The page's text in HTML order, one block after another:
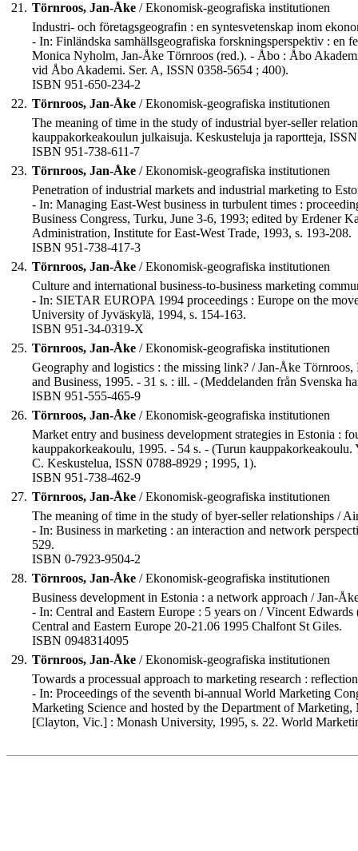
21. Törnroos, Jan-Åke / Ekonomisk-geografiska institutionen
Industri- och företagsgeografin : en syntesvetenskap inom
- In: Finländska samhällsgeografiska forskningsperspektiv : en
Monica Nyholm, Jan-Åke Törnroos (red.). - Åbo : Åbo
vid Åbo Akademi. Ser. A, ISSN 0358-5654 ; 400).
ISBN 951-650-234-2
22. Törnroos, Jan-Åke / Ekonomisk-geografiska institutionen
The meaning of time in the study of industrial byer-seller
kauppakorkeakoulun julkaisuja. Keskusteluja ja raportteja,
ISBN 951-738-611-7
23. Törnroos, Jan-Åke / Ekonomisk-geografiska institutionen
Penetration of industrial markets and industrial marketing to
- In: Managing East-West business in turbulent times :
Business Congress, Turku, June 3-6, 1993; edited by Erdener
Administration, Institute for East-West Trade, 1993, s. 193-208.
ISBN 951-738-417-3
24. Törnroos, Jan-Åke / Ekonomisk-geografiska institutionen
Culture and international business-to-business marketing
- In: SIETAR EUROPA 1994 proceedings : Europe on the
University of Jyväskylä, 1994, s. 154-163.
ISBN 951-34-0319-X
25. Törnroos, Jan-Åke / Ekonomisk-geografiska institutionen
Geography and logistics : the missing link? / Jan-Åke
and Business, 1995. - 31 s. : ill. - (Meddelanden från Svenska
ISBN 951-555-465-9
26. Törnroos, Jan-Åke / Ekonomisk-geografiska institutionen
Market entry and business development strategies in Estonia :
kauppakorkeakoulu, 1995. - 54 s. - (Turun
C. Keskustelua, ISSN 0788-8929 ; 1995, 1).
ISBN 951-738-462-9
27. Törnroos, Jan-Åke / Ekonomisk-geografiska institutionen
The meaning of time in the study of byer-seller relationships /
- In: Business in marketing : an interaction and network
529.
ISBN 0-7923-9504-2
28. Törnroos, Jan-Åke / Ekonomisk-geografiska institutionen
Business development in Estonia : a network approach / Jan-
- In: Central and Eastern Europe : 5 years on / Vincent
Central and Eastern Europe 20-21.06 1995 Chalfont St Giles.
ISBN 0948314095
29. Törnroos, Jan-Åke / Ekonomisk-geografiska institutionen
Towards a processual approach to marketing research :
- In: Proceedings of the seventh bi-annual World Marketing
Marketing Science and hosted by the Department of
[Clayton, Vic.] : Monash University, 1995, s. 22. World